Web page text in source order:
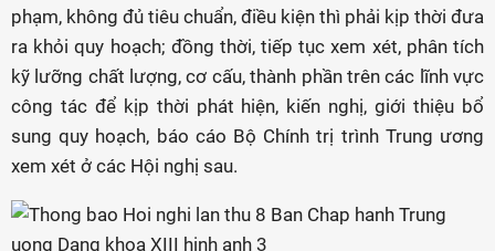
phạm, không đủ tiêu chuẩn, điều kiện thì phải kịp thời đưa
ra khỏi quy hoạch; đồng thời, tiếp tục xem xét, phân tích
kỹ lưỡng chất lượng, cơ cấu, thành phần trên các lĩnh vực
công tác để kịp thời phát hiện, kiến nghị, giới thiệu bổ
sung quy hoạch, báo cáo Bộ Chính trị trình Trung ương
xem xét ở các Hội nghị sau.